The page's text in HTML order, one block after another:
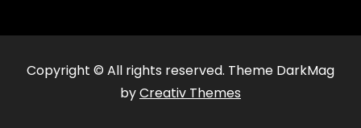
Copyright © All rights reserved. Theme DarkMag
byCreativ Themes